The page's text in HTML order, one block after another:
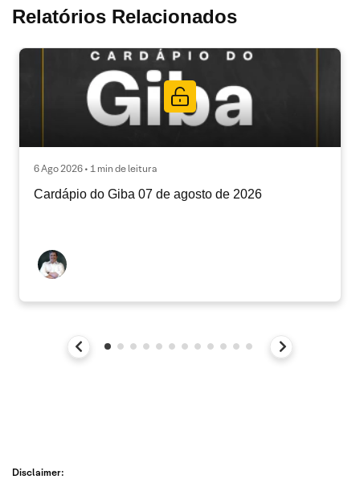
Relatórios Relacionados
6 Ago 2026 • 1 min de leitura
Cardápio do Giba 07 de agosto de 2026
Disclaimer: